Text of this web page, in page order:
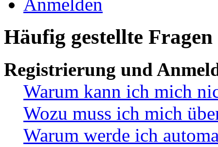
Häufig gestellte Fragen
Registrierung und
Warum kann ich mich
Wozu muss ich mich
Warum werde ich